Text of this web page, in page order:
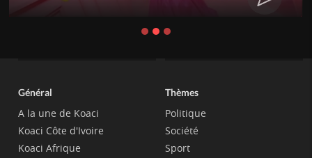
Général
A la une de Koaci
Koaci Côte d'Ivoire
Koaci Afrique
Thèmes
Politique
Société
Sport